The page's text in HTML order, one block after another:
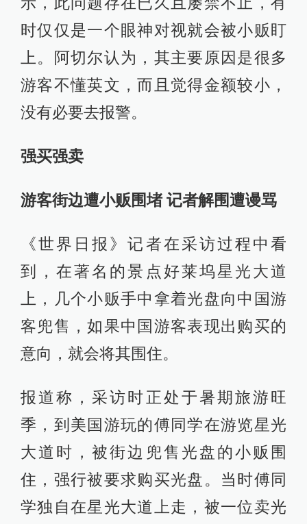
时仅仅是一个眼神对视就会被小贩盯
上。阿切尔认为，其主要原因是很多
游客不懂英文，而且觉得金额较小，
没有必要去报警。
强买强卖
游客街边遭小贩围堵 记者解围遭谩骂
《世界日报》记者在采访过程中看
到，在著名的景点好莱坞星光大道
上，几个小贩手中拿着光盘向中国游
客兜售，如果中国游客表现出购买的
意向，就会将其围住。
报道称，采访时正处于暑期旅游旺
季，到美国游玩的傅同学在游览星光
大道时，被街边兜售光盘的小贩围
住，强行被要求购买光盘。当时傅同
学独自在星光大道上走，被一位卖光